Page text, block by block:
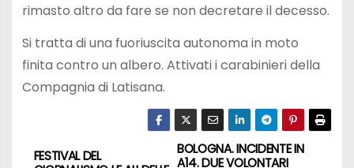
rimasto altro da fare se non decretare il decesso.
Si tratta di una fuoriuscita autonoma in moto
finita contro un albero. Attivati i carabinieri della
Compagnia di Latisana.
BOLOGNA. INCIDENTE IN
A14. DUE VOLONTARI
FESTIVAL DEL